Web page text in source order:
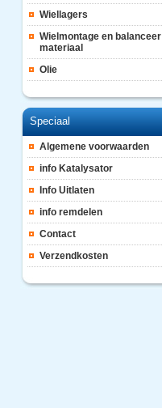
Wiellagers
Wielmontage en balanceer
materiaal
Olie
Speciaal
Algemene voorwaarden
info Katalysator
Info Uitlaten
info remdelen
Contact
Verzendkosten